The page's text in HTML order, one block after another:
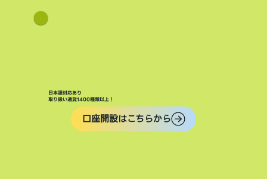
日本語対応あり
取り扱い通貨1400種類以上！
口座開設はこちらから